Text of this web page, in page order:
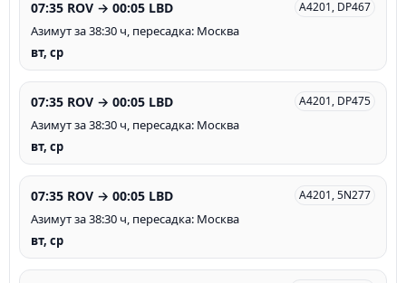
07:35 ROV → 00:05 LBD A4201, DP467
Азимут за 38:30 ч, пересадка: Москва
вт, ср
07:35 ROV → 00:05 LBD A4201, DP475
Азимут за 38:30 ч, пересадка: Москва
вт, ср
07:35 ROV → 00:05 LBD A4201, 5N277
Азимут за 38:30 ч, пересадка: Москва
вт, ср